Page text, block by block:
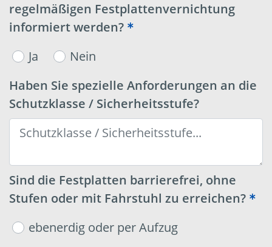
regelmäßigen Festplattenvernichtung
informiert werden?
Ja
Nein
Haben Sie spezielle Anforderungen an die
Schutzklasse / Sicherheitsstufe?
Sind die Festplatten barrierefrei, ohne
Stufen oder mit Fahrstuhl zu erreichen?
ebenerdig oder per Aufzug